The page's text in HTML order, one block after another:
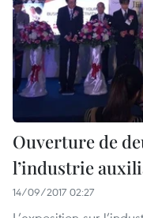
Ouverture de
l’industrie
14/09/2017 02:27